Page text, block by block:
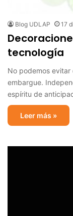
Blog UDLAP 17
tecnología
No podemos
embargue.
espíritu de
Leer más »